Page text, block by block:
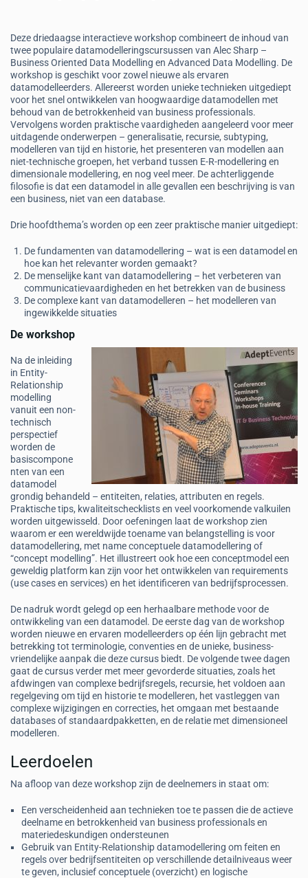
Deze driedaagse interactieve workshop combineert de inhoud van
twee populaire datamodelleringscursussen van Alec Sharp –
Business Oriented Data Modelling en Advanced Data Modelling. De
workshop is geschikt voor zowel nieuwe als ervaren
datamodelleerders. Allereerst worden unieke technieken uitgediept
voor het snel ontwikkelen van hoogwaardige datamodellen met
behoud van de betrokkenheid van business professionals.
Vervolgens worden praktische vaardigheden aangeleerd voor meer
uitdagende onderwerpen – generalisatie, recursie, subtyping,
modelleren van tijd en historie, het presenteren van modellen aan
niet-technische groepen, het verband tussen E-R-modellering en
dimensionale modellering, en nog veel meer. De achterliggende
filosofie is dat een datamodel in alle gevallen een beschrijving is van
een business, niet van een database.
Drie hoofdthema’s worden op een zeer praktische manier uitgediept:
De fundamenten van datamodellering – wat is een datamodel en
hoe kan het relevanter worden gemaakt?
De menselijke kant van datamodellering – het verbeteren van
communicatievaardigheden en het betrekken van de business
De complexe kant van datamodelleren – het modelleren van
ingewikkelde situaties
De workshop
Na de inleiding
in Entity-
Relationship
modelling
vanuit een non-
technisch
perspectief
worden de
basiscompone
nten van een
datamodel
grondig behandeld – entiteiten, relaties, attributen en regels.
Praktische tips, kwaliteitschecklists en veel voorkomende valkuilen
worden uitgewisseld. Door oefeningen laat de workshop zien
waarom er een wereldwijde toename van belangstelling is voor
datamodellering, met name conceptuele datamodellering of
“concept modelling”. Het illustreert ook hoe een conceptmodel een
geweldig platform kan zijn voor het ontwikkelen van requirements
(use cases en services) en het identificeren van bedrijfsprocessen.
De nadruk wordt gelegd op een herhaalbare methode voor de
ontwikkeling van een datamodel. De eerste dag van de workshop
worden nieuwe en ervaren modelleerders op één lijn gebracht met
betrekking tot terminologie, conventies en de unieke, business-
vriendelijke aanpak die deze cursus biedt. De volgende twee dagen
gaat de cursus verder met meer gevorderde situaties, zoals het
afdwingen van complexe bedrijfsregels, recursie, het voldoen aan
regelgeving om tijd en historie te modelleren, het vastleggen van
complexe wijzigingen en correcties, het omgaan met bestaande
databases of standaardpakketten, en de relatie met dimensioneel
modelleren.
Leerdoelen
Na afloop van deze workshop zijn de deelnemers in staat om:
Een verscheidenheid aan technieken toe te passen die de actieve
deelname en betrokkenheid van business professionals en
materiedeskundigen ondersteunen
Gebruik van Entity-Relationship datamodellering om feiten en
regels over bedrijfsentiteiten op verschillende detailniveaus weer
te geven, inclusief conceptuele (overzicht) en logische